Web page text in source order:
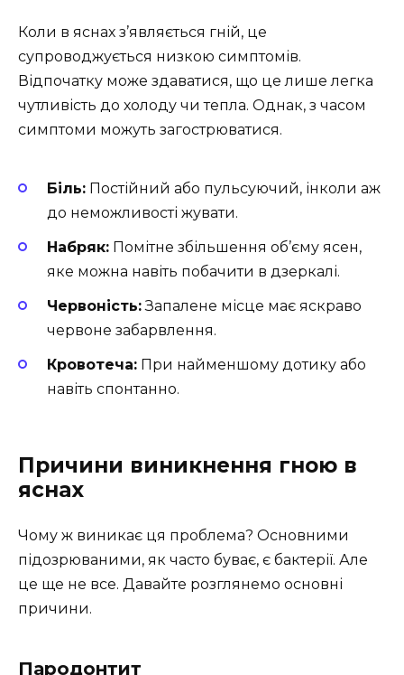
Коли в яснах з’являється гній, це
супроводжується низкою симптомів.
Відпочатку може здаватися, що це лише легка
чутливість до холоду чи тепла. Однак, з часом
симптоми можуть загострюватися.
Біль: Постійний або пульсуючий, інколи аж
до неможливості жувати.
Набряк: Помітне збільшення об’єму ясен,
яке можна навіть побачити в дзеркалі.
Червоність:Запалене місце має яскраво
червоне забарвлення.
Кровотеча: При найменшому дотику або
навіть спонтанно.
Причини виникнення гною в
яснах
Чому ж виникає ця проблема? Основними
підозрюваними, як часто буває, є бактерії. Але
це ще не все. Давайте розглянемо основні
причини.
Пародонтит